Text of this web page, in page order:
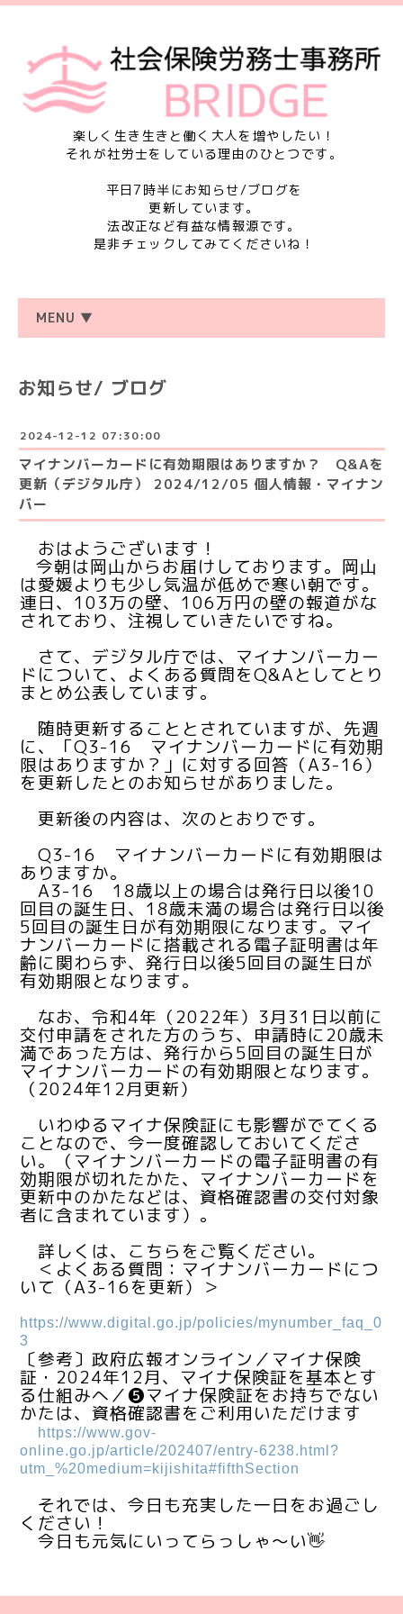
楽しく生き生きと働く大人を増やしたい！
それが社労士をしている理由のひとつです。
平日7時半にお知らせ/ブログを
更新しています。
法改正など有益な情報源です。
是非チェックしてみてくださいね！
MENU ▼
お知らせ/ ブログ
2024-12-12 07:30:00
マイナンバーカードに有効期限はありますか？ Q&Aを
更新（デジタル庁） 2024/12/05 個人情報・マイナン
バー
おはようございます！
今朝は岡山からお届けしております。岡山
は愛媛よりも少し気温が低めで寒い朝です。
連日、103万の壁、106万円の壁の報道がな
されており、注視していきたいですね。
さて、 デジタル庁では、マイナンバーカー
ドについて、よくある質問をQ&Aとしてとり
まとめ公表しています。
随時更新することとされていますが、先週
に、「Q3-16 マイナンバーカードに有効期
限はありますか？」に対する回答（A3-16）
を更新したとのお知らせがありました。
更新後の内容は、次のとおりです。
Q3-16 マイナンバーカードに有効期限は
ありますか。
A3-16 18歳以上の場合は発行日以後10
回目の誕生日、18歳未満の場合は発行日以後
5回目の誕生日が有効期限になります。マイ
ナンバーカードに搭載される電子証明書は年
齢に関わらず、発行日以後5回目の誕生日が
有効期限となります。
なお、令和4年（2022年）3月31日以前に
交付申請をされた方のうち、申請時に20歳未
満であった方は、発行から5回目の誕生日が
マイナンバーカードの有効期限となります。
（2024年12月更新）
いわゆるマイナ保険証にも影響がでてくる
ことなので、今一度確認しておいてくださ
い。（マイナンバーカードの電子証明書の有
効期限が切れたかた、マイナンバーカードを
更新中のかたなどは、資格確認書の交付対象
者に含まれています）。
詳しくは、こちらをご覧ください。
＜よくある質問：マイナンバーカードにつ
いて（A3-16を更新）＞
https://www.digital.go.jp/policies/mynumber_faq_0
3
〔参考〕政府広報オンライン／マイナ保険
証・2024年12月、マイナ保険証を基本とす
る仕組みへ／❺マイナ保険証をお持ちでない
かたは、資格確認書をご利用いただけます
https://www.gov-
online.go.jp/article/202407/entry-6238.html?
utm_%20medium=kijishita#fifthSection
それでは、今日も充実した一日をお過ごし
ください！
今日も元気にいってらっしゃ～い👋